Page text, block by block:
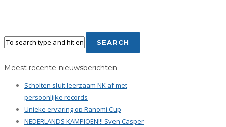
Meest recente nieuwsberichten
Scholten sluit leerzaam NK af met
persoonlijke records
Unieke ervaring op Ranomi Cup
NEDERLANDS KAMPIOEN!!! Sven Casper